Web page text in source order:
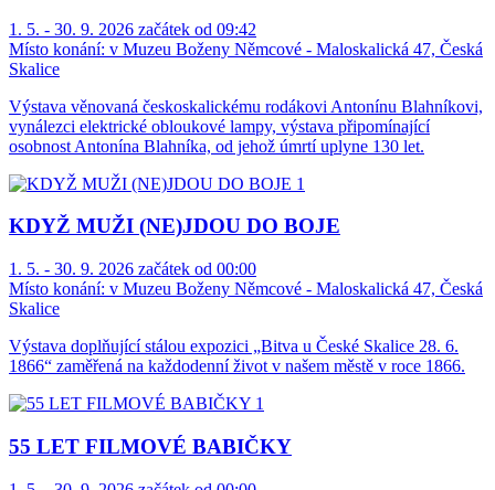
1. 5. - 30. 9. 2026 začátek od 09:42
Místo konání: v Muzeu Boženy Němcové - Maloskalická 47, Česká
Skalice
Výstava věnovaná českoskalickému rodákovi Antonínu Blahníkovi,
vynálezci elektrické obloukové lampy, výstava připomínající
osobnost Antonína Blahníka, od jehož úmrtí uplyne 130 let.
KDYŽ MUŽI (NE)JDOU DO BOJE
1. 5. - 30. 9. 2026 začátek od 00:00
Místo konání: v Muzeu Boženy Němcové - Maloskalická 47, Česká
Skalice
Výstava doplňující stálou expozici „Bitva u České Skalice 28. 6.
1866“ zaměřená na každodenní život v našem městě v roce 1866.
55 LET FILMOVÉ BABIČKY